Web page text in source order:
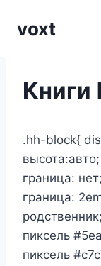
voxt
Книги
.hh-block{
граница:
граница:
пиксель
пиксель